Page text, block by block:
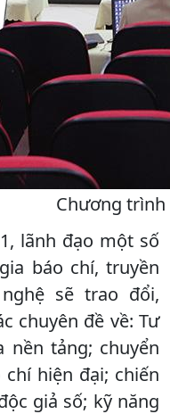
Chương trình
lãnh đạo một số
báo chí, truyền
sẽ trao đổi,
chuyên đề về: Tư
nền tảng; chuyển
hiện đại; chiến
giả số; kỹ năng